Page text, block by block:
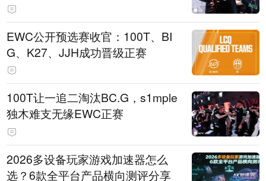
EWC公开预选赛收官：100T、BI
G、K27、JJH成功晋级正赛
100T让一追二淘汰BC.G，s1mple
独木难支无缘EWC正赛
2026多设备玩家游戏加速器怎么
选？6款全平台产品横向测评分享